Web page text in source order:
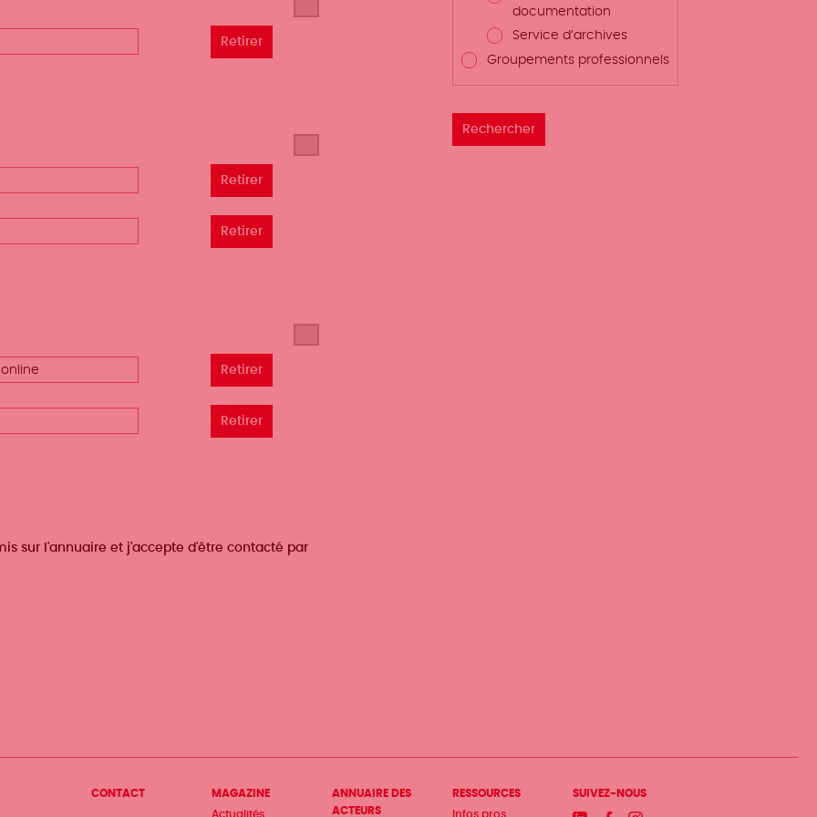
documentation
Service d’archives
Groupements professionnels
sur l'annuaire et j'accepte d'être contacté par
Menu
CONTACT
MAGAZINE
Actualités
ANNUAIRE DES
ACTEURS
RESSOURCES
Infos pros
SUIVEZ-NOUS